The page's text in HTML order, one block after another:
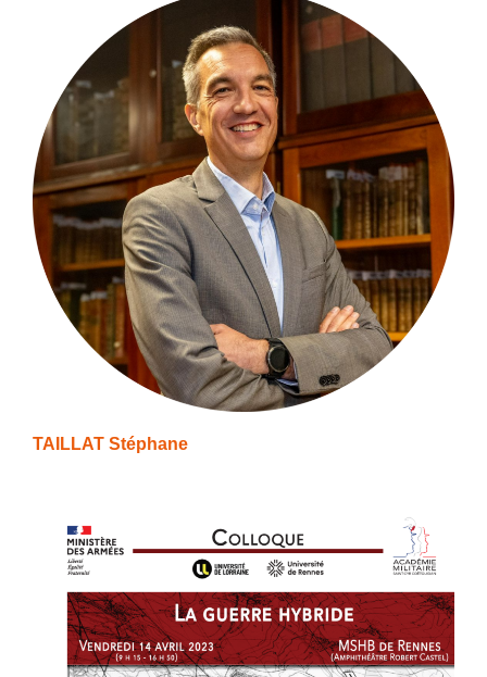
TAILLAT Stéphane